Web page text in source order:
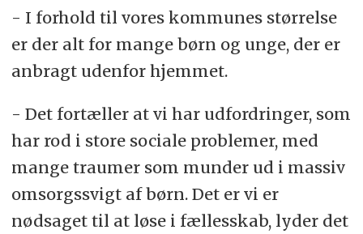
- I forhold til vores kommunes størrelse
er der alt for mange børn og unge, der er
anbragt udenfor hjemmet.
- Det fortæller at vi har udfordringer, som
har rod i store sociale problemer, med
mange traumer som munder ud i massiv
omsorgssvigt af børn. Det er vi er
nødsaget til at løse i fællesskab, lyder det